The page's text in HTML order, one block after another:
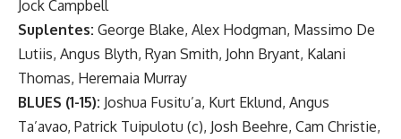
Jock Campbell
Suplentes: George Blake, Alex Hodgman, Massimo De
Lutiis, Angus Blyth, Ryan Smith, John Bryant, Kalani
Thomas, Heremaia Murray
BLUES (1-15): Joshua Fusitu’a, Kurt Eklund, Angus
Ta’avao, Patrick Tuipulotu (c), Josh Beehre, Cam Christie,